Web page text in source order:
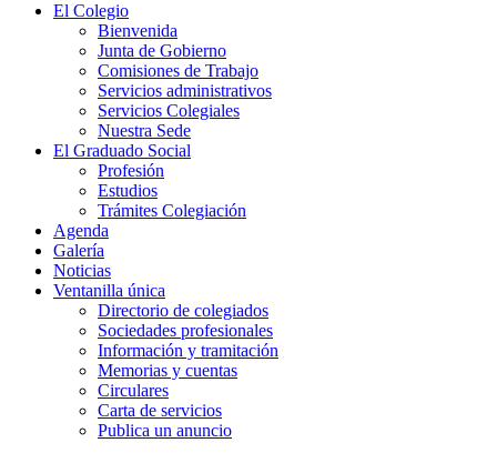
El Colegio
Bienvenida
Junta de Gobierno
Comisiones de Trabajo
Servicios administrativos
Servicios Colegiales
Nuestra Sede
El Graduado Social
Profesión
Estudios
Trámites Colegiación
Agenda
Galería
Noticias
Ventanilla única
Directorio de colegiados
Sociedades profesionales
Información y tramitación
Memorias y cuentas
Circulares
Carta de servicios
Publica un anuncio